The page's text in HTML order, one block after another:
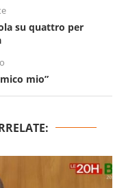
su quattro per
mio”